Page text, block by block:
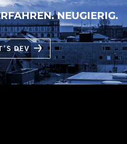
NEUGIERIG.
DEV